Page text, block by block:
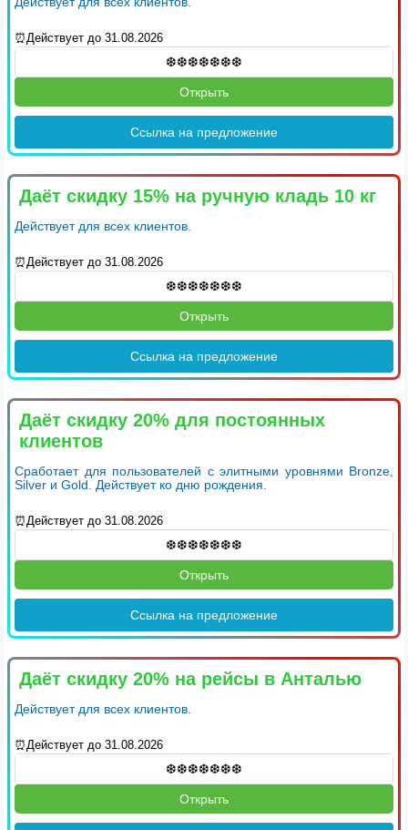
⏰Действует до 31.08.2026
Открыть
Ссылка на предложение
Даёт скидку 15% на ручную кладь 10 кг
Действует для всех клиентов.
⏰Действует до 31.08.2026
Открыть
Ссылка на предложение
Даёт скидку 20% для постоянных
клиентов
Сработает для пользователей с элитными уровнями Bronze,
Silver и Gold. Действует ко дню рождения.
⏰Действует до 31.08.2026
Открыть
Ссылка на предложение
Даёт скидку 20% на рейсы в Анталью
Действует для всех клиентов.
⏰Действует до 31.08.2026
Открыть